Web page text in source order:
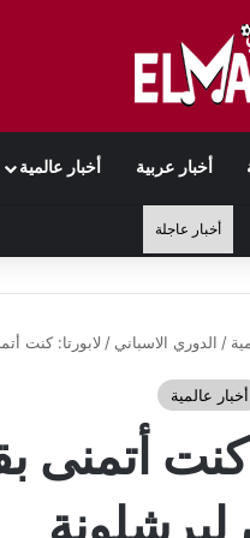
أخبار عربية أخبار عالمية
أخبار عاجلة
/ الدوري الاسباني / لابورتا: كنت
أخبار عالمية
كنت
لبرشلونة